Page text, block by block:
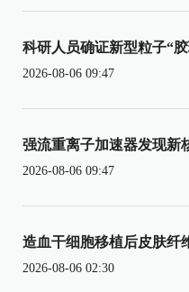
科研人员确证新型粒子“
2026-08-06 09:47
强流重离子加速器发现新
2026-08-06 09:47
造血干细胞移植后皮肤纤
2026-08-06 02:30